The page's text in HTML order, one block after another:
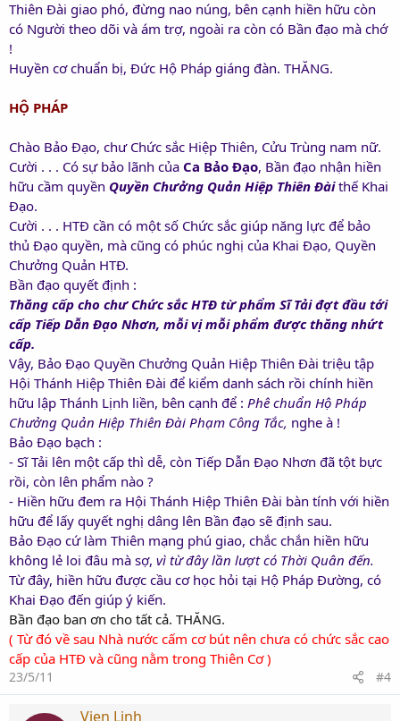
Thiên Đài giao phó, đừng nao núng, bên cạnh hiền hữu còn
có Người theo dõi và ám trợ, ngoài ra còn có Bần đạo mà chớ
!
Huyền cơ chuẩn bị, Đức Hộ Pháp giáng đàn. THĂNG.
HỘ PHÁP
Chào Bảo Đạo, chư Chức sắc Hiệp Thiên, Cửu Trùng nam nữ.
Cười . . . Có sự bảo lãnh của Ca Bảo Đạo, Bần đạo nhận hiền
hữu cầm quyền Quyền Chưởng Quản Hiệp Thiên Đàithế Khai
Đạo.
Cười . . . HTĐ cần có một số Chức sắc giúp năng lực để bảo
thủ Đạo quyền, mà cũng có phúc nghị của Khai Đạo, Quyền
Chưởng Quản HTĐ.
Bần đạo quyết định :
Thăng cấp cho chư Chức sắc HTĐ từ phẩm Sĩ Tải đợt đầu tới
cấp Tiếp Dẫn Đạo Nhơn, mỗi vị mỗi phẩm được thăng nhứt
cấp.
Vậy, Bảo Đạo Quyền Chưởng Quản Hiệp Thiên Đài triệu tập
Hội Thánh Hiệp Thiên Đài để kiểm danh sách rồi chính hiền
hữu lập Thánh Lịnh liền, bên cạnh để : Phê chuẩn Hộ Pháp
Chưởng Quản Hiệp Thiên Đài Phạm Công Tắc, nghe à !
Bảo Đạo bạch :
- Sĩ Tải lên một cấp thì dễ, còn Tiếp Dẫn Đạo Nhơn đã tột bực
rồi, còn lên phẩm nào ?
- Hiền hữu đem ra Hội Thánh Hiệp Thiên Đài bàn tính với hiền
hữu để lấy quyết nghị dâng lên Bần đạo sẽ định sau.
Bảo Đạo cứ làm Thiên mạng phú giao, chắc chắn hiền hữu
không lẻ loi đâu mà sợ, vì từ đây lần lượt có Thời Quân đến.
Từ đây, hiền hữu được cầu cơ học hỏi tại Hộ Pháp Đường, có
Khai Đạo đến giúp ý kiến.
Bần đạo ban ơn cho tất cả. THĂNG.
( Từđó về sau Nhà nước cấm cơ bút nên chưa có chức sắc cao
cấp của HTĐ và cũng nằm trong Thiên Cơ )
23/5/11 #4
Vien Linh